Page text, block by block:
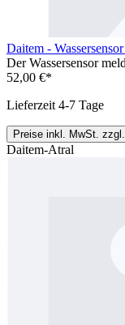
Daitem -
Der Wassersensor
52,00 €*
Lieferzeit 4-7 Tage
Preise inkl. MwSt.
Daitem-Atral